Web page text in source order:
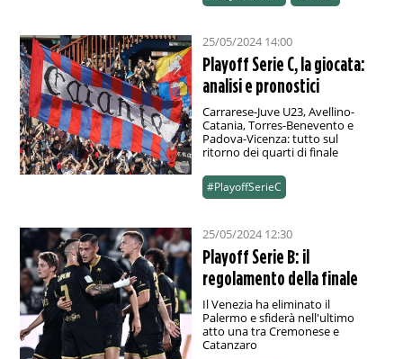
25/05/2024 14:00
Playoff Serie C, la giocata:
analisi e pronostici
Carrarese-Juve U23, Avellino-
Catania, Torres-Benevento e
Padova-Vicenza: tutto sul
ritorno dei quarti di finale
#PlayoffSerieC
25/05/2024 12:30
Playoff Serie B: il
regolamento della finale
Il Venezia ha eliminato il
Palermo e sfiderà nell'ultimo
atto una tra Cremonese e
Catanzaro